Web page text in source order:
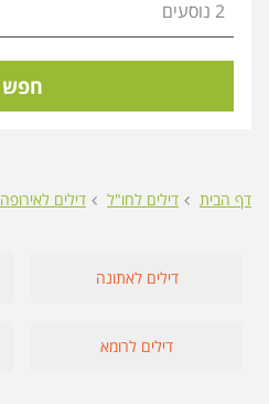
חפש
דף הבית דילים לחו"ל דילים לאירופה
דילים לאתונה
דילים לרומא